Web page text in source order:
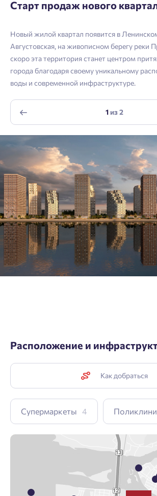
Email
Согласен получать информационную
Отправить
Старт продаж нового
Новый жилой квартал появится в
Августовская, на живописном берегу реки
скоро эта территория станет центром
города благодаря своему уникальному
воды и современной инфраструктуре.
1из2
Расположение и
Как добраться
Супермаркеты 4
Согласен получать информационную
Отправить
Личный кабинет
Введите номер телефона, чтобы
зарегистрироваться.
Телефон
Нажимая кнопку «Отправить», вы даёте
персональных данных.
Подтвердить
Личный кабинет
Мы отправили код на номер .
Отправить